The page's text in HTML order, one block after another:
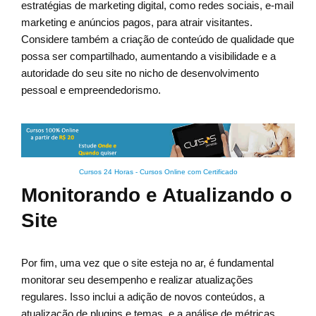
estratégias de marketing digital, como redes sociais, e-mail
marketing e anúncios pagos, para atrair visitantes.
Considere também a criação de conteúdo de qualidade que
possa ser compartilhado, aumentando a visibilidade e a
autoridade do seu site no nicho de desenvolvimento
pessoal e empreendedorismo.
Cursos 24 Horas - Cursos Online com Certificado
Monitorando e Atualizando o
Site
Por fim, uma vez que o site esteja no ar, é fundamental
monitorar seu desempenho e realizar atualizações
regulares. Isso inclui a adição de novos conteúdos, a